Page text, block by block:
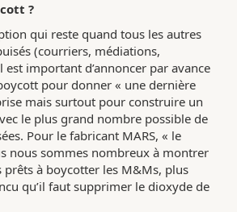
?
qui reste quand tous les autres
(courriers, médiations,
important d’annoncer par avance
pour donner « une dernière
mais surtout pour construire un
le plus grand nombre possible de
Pour le fabricant MARS, « le
nous sommes nombreux à montrer
prêts à boycotter les M&Ms, plus
qu’il faut supprimer le dioxyde de